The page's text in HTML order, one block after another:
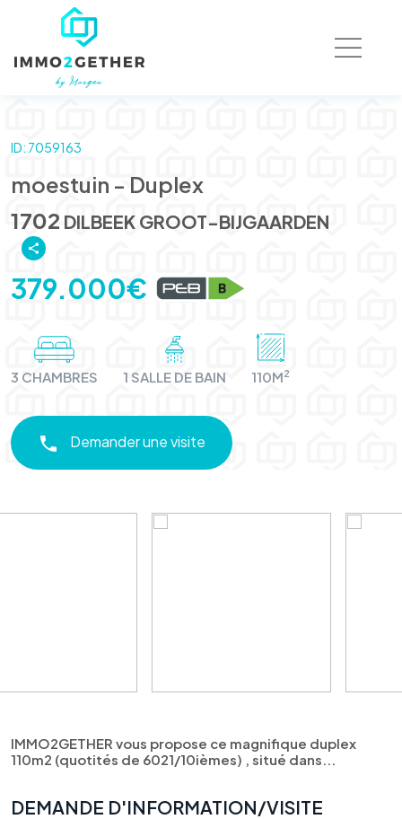
ID: 7059163
moestuin - Duplex
1702 DILBEEK GROOT-BIJGAARDEN
379.000€
3 CHAMBRES 1 SALLE DE BAIN 110M2
Demander une visite
IMMO2GETHER vous propose ce magnifique duplex
110m2 (quotités de 6021/10ièmes) , situé dans...
DEMANDE D'INFORMATION/VISITE